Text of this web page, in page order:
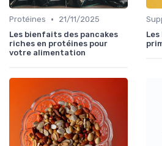
Protéines •
21/11/2025
Les bienfaits des pancakes
riches en protéines pour
votre alimentation